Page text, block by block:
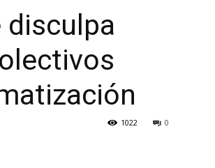
disculpa
0
1022